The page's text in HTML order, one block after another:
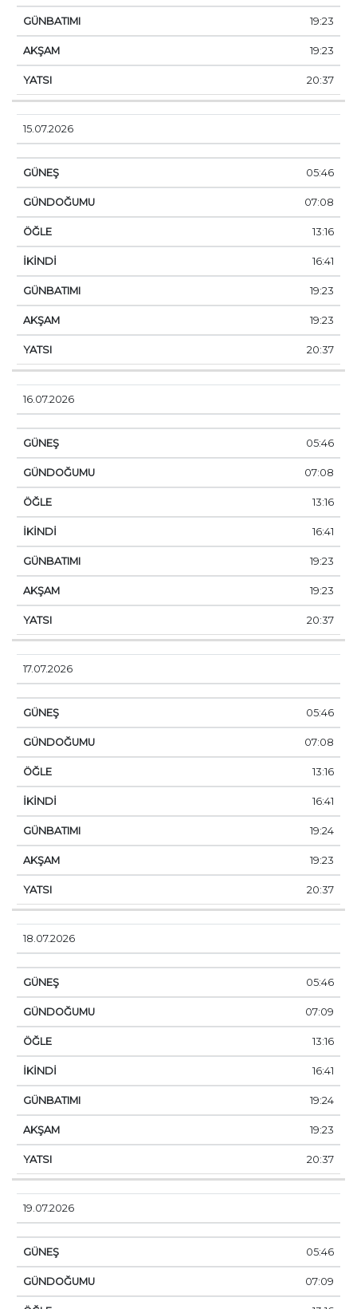
19:23
19:23
20:37
15.07.2026
05:46
07:08
13:16
16:41
19:23
19:23
20:37
16.07.2026
05:46
07:08
13:16
16:41
19:23
19:23
20:37
17.07.2026
05:46
07:08
13:16
16:41
19:24
19:23
20:37
18.07.2026
05:46
07:09
13:16
16:41
19:24
19:23
20:37
19.07.2026
05:46
07:09